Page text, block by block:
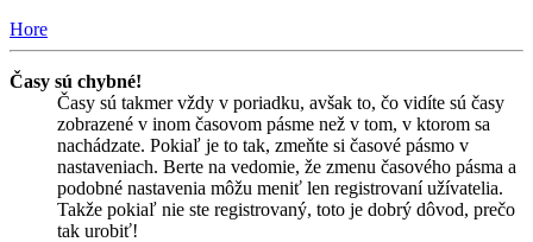
Hore
Časy sú chybné!
Časy sú takmer vždy v poriadku, avšak to, čo vidíte sú časy
zobrazené v inom časovom pásme než v tom, v ktorom sa
nachádzate. Pokiaľ je to tak, zmeňte si časové pásmo v
nastaveniach. Berte na vedomie, že zmenu časového pásma a
podobné nastavenia môžu meniť len registrovaní užívatelia.
Takže pokiaľ nie ste registrovaný, toto je dobrý dôvod, prečo
tak urobiť!